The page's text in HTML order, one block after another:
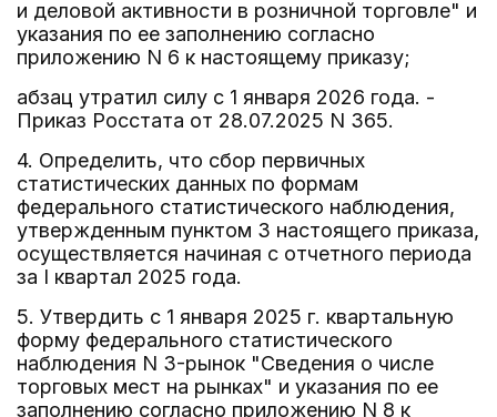
и деловой активности в розничной торговле" и
указания по ее заполнению согласно
приложению N 6 к настоящему приказу;
абзац утратил силу с 1 января 2026 года. -
Приказ Росстата от 28.07.2025 N 365.
4. Определить, что сбор первичных
статистических данных по формам
федерального статистического наблюдения,
утвержденным пунктом 3 настоящего приказа,
осуществляется начиная с отчетного периода
за I квартал 2025 года.
5. Утвердить с 1 января 2025 г. квартальную
форму федерального статистического
наблюдения N 3-рынок "Сведения о числе
торговых мест на рынках" и указания по ее
заполнению согласно приложению N 8 к